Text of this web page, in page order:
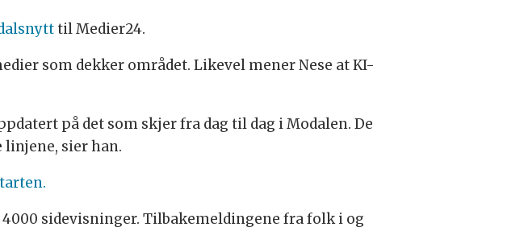
til Medier24.
som dekker området. Likevel mener Nese at KI-
på det som skjer fra dag til dag i Modalen. De
linjene, sier han.
sidevisninger. Tilbakemeldingene fra folk i og